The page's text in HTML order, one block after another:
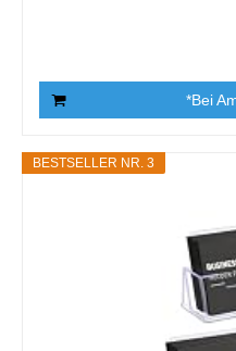
*Bei
BESTSELLER NR. 3